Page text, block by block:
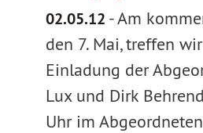
02.05.12 -Am
den 7. Mai, treffen
Einladung der
Lux und Dirk
Uhr im